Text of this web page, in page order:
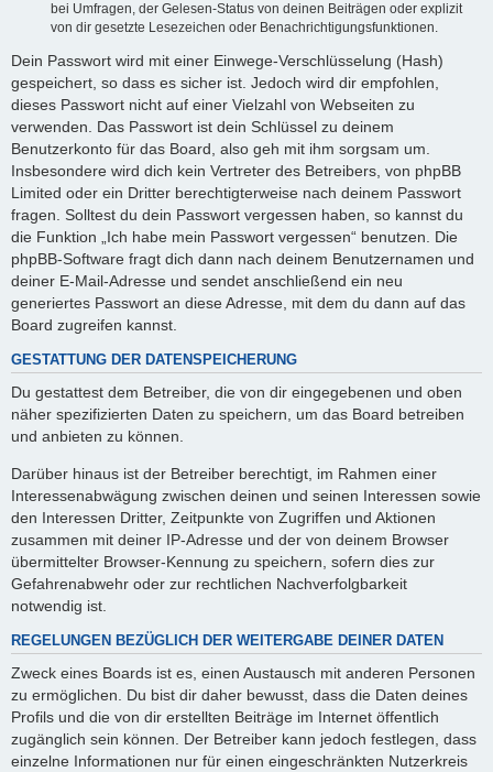
bei Umfragen, der Gelesen-Status von deinen Beiträgen oder explizit
von dir gesetzte Lesezeichen oder Benachrichtigungsfunktionen.
Dein Passwort wird mit einer Einwege-Verschlüsselung (Hash)
gespeichert, so dass es sicher ist. Jedoch wird dir empfohlen,
dieses Passwort nicht auf einer Vielzahl von Webseiten zu
verwenden. Das Passwort ist dein Schlüssel zu deinem
Benutzerkonto für das Board, also geh mit ihm sorgsam um.
Insbesondere wird dich kein Vertreter des Betreibers, von phpBB
Limited oder ein Dritter berechtigterweise nach deinem Passwort
fragen. Solltest du dein Passwort vergessen haben, so kannst du
die Funktion „Ich habe mein Passwort vergessen“ benutzen. Die
phpBB-Software fragt dich dann nach deinem Benutzernamen und
deiner E-Mail-Adresse und sendet anschließend ein neu
generiertes Passwort an diese Adresse, mit dem du dann auf das
Board zugreifen kannst.
GESTATTUNG DER DATENSPEICHERUNG
Du gestattest dem Betreiber, die von dir eingegebenen und oben
näher spezifizierten Daten zu speichern, um das Board betreiben
und anbieten zu können.
Darüber hinaus ist der Betreiber berechtigt, im Rahmen einer
Interessenabwägung zwischen deinen und seinen Interessen sowie
den Interessen Dritter, Zeitpunkte von Zugriffen und Aktionen
zusammen mit deiner IP-Adresse und der von deinem Browser
übermittelter Browser-Kennung zu speichern, sofern dies zur
Gefahrenabwehr oder zur rechtlichen Nachverfolgbarkeit
notwendig ist.
REGELUNGEN BEZÜGLICH DER WEITERGABE DEINER DATEN
Zweck eines Boards ist es, einen Austausch mit anderen Personen
zu ermöglichen. Du bist dir daher bewusst, dass die Daten deines
Profils und die von dir erstellten Beiträge im Internet öffentlich
zugänglich sein können. Der Betreiber kann jedoch festlegen, dass
einzelne Informationen nur für einen eingeschränkten Nutzerkreis